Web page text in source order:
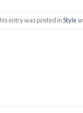
entry was posted inStyle